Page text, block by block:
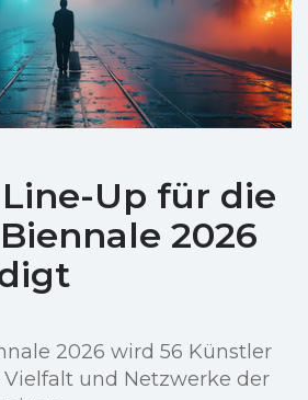
Up für die
2026
2026 wird 56 Künstler
und Netzwerke der